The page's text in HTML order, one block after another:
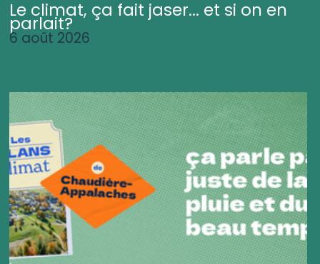
Le climat, ça fait jaser... et si on en
parlait?
6 août 2026